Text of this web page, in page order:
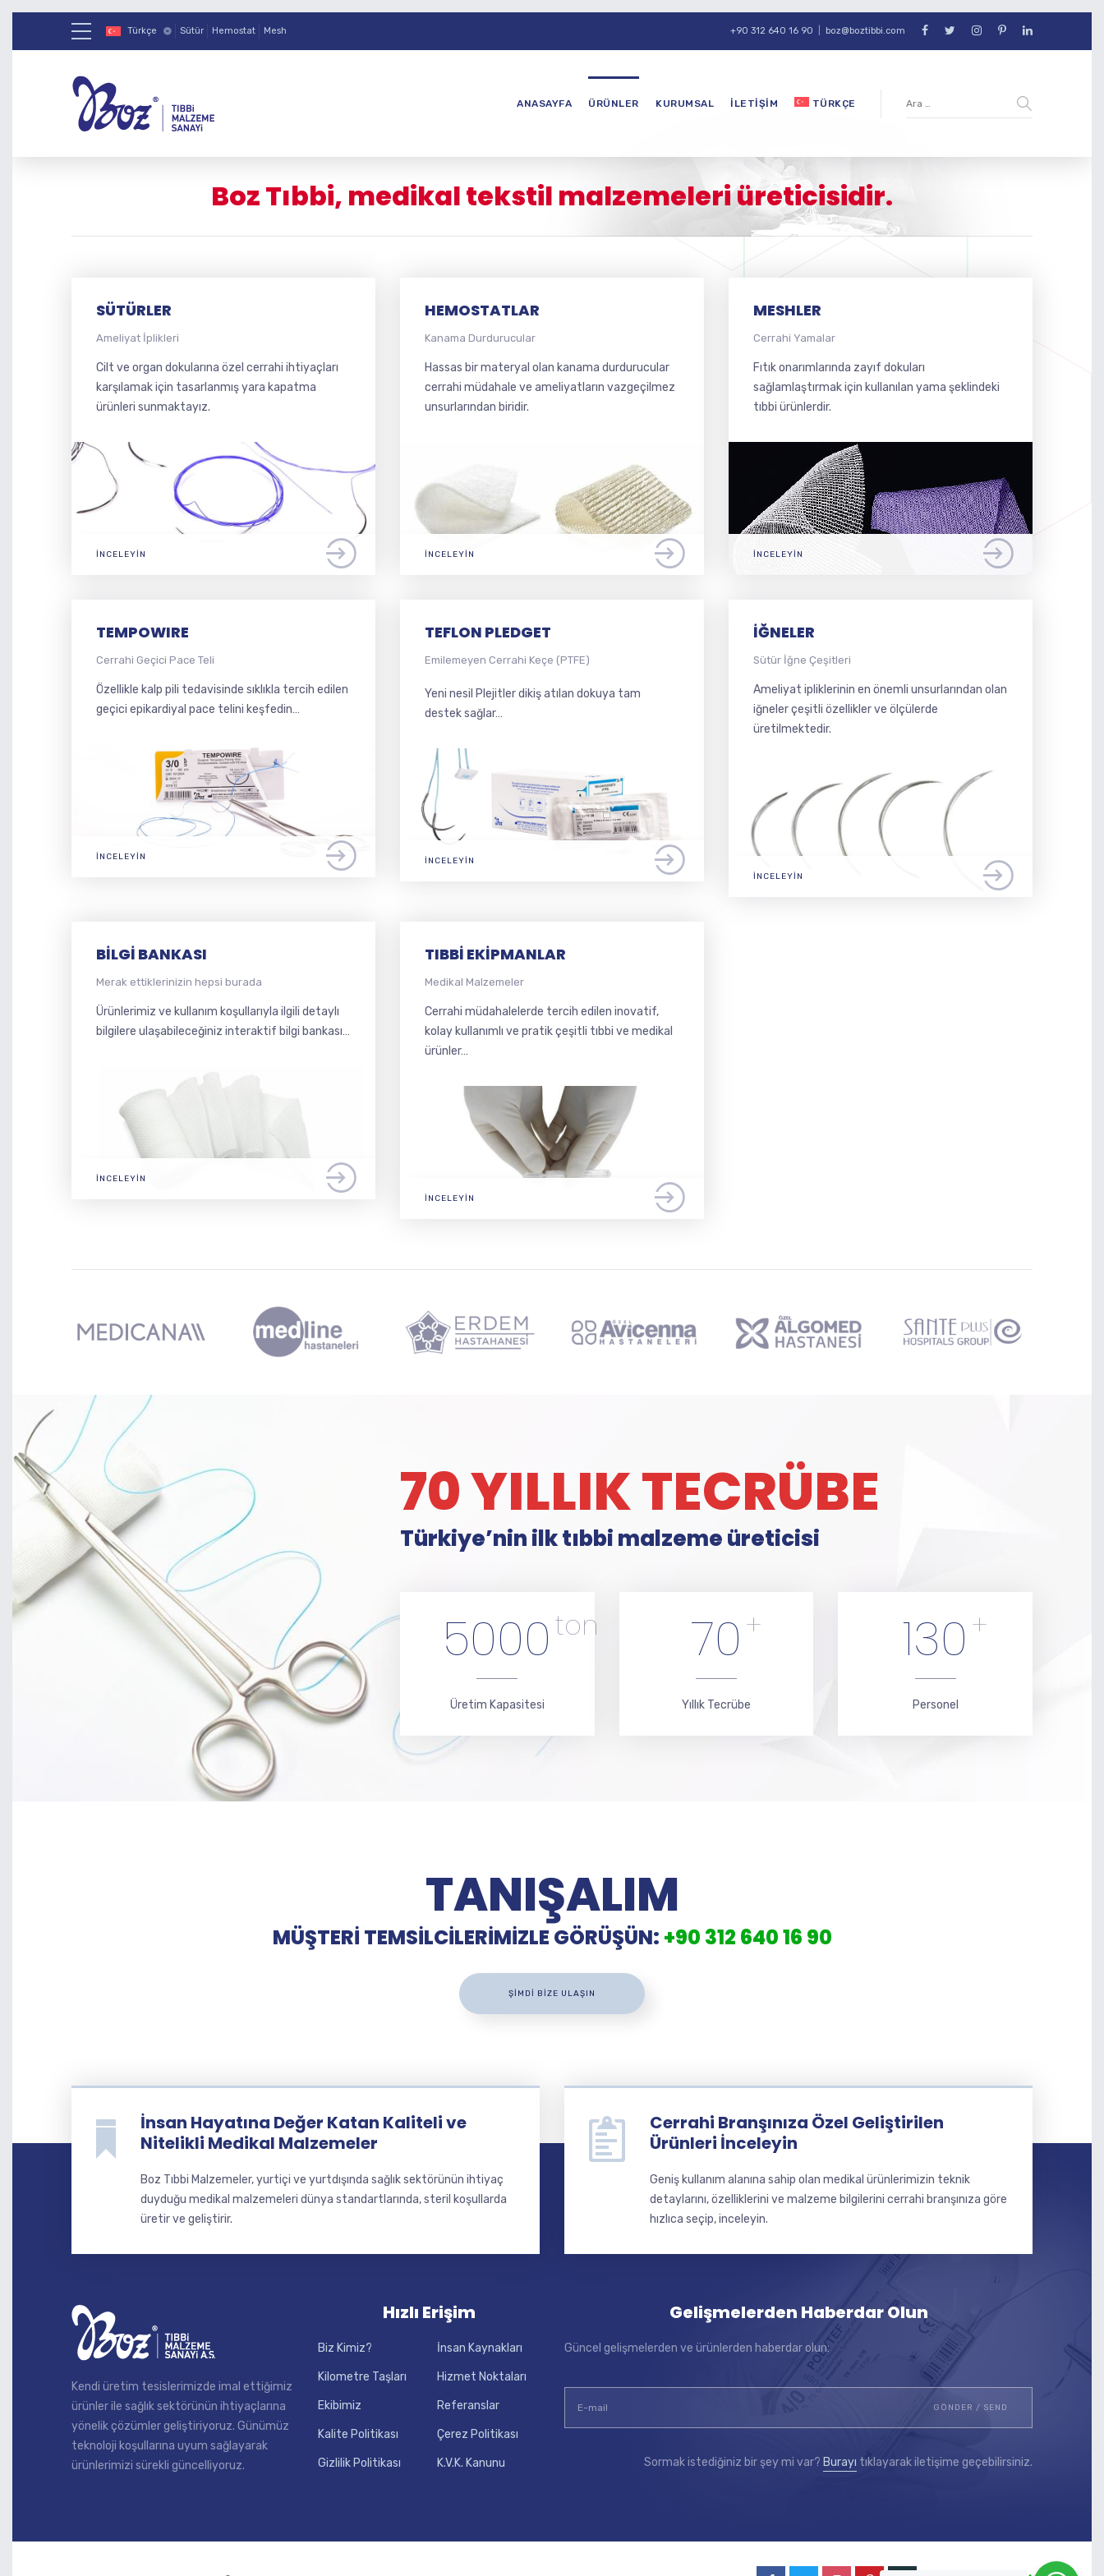
Türkçe Sütür Hemostat Mesh +90 312 640 16 90 boz@boztibbi.com
ANASAYFA ÜRÜNLER KURUMSAL İLETIŞIM TÜRKÇE
Boz Tıbbi, medikal tekstil malzemeleri üreticisidir.
SÜTÜRLER
Ameliyat İplikleri
Cilt ve organ dokularına özel cerrahi ihtiyaçları
karşılamak için tasarlanmış yara kapatma
ürünleri sunmaktayız.
İNCELEYIN
HEMOSTATLAR
Kanama Durdurucular
Hassas bir materyal olan kanama durdurucular
cerrahi müdahale ve ameliyatların vazgeçilmez
unsurlarından biridir.
İNCELEYIN
MESHLER
Cerrahi Yamalar
Fıtık onarımlarında zayıf dokuları
sağlamlaştırmak için kullanılan yama şeklindeki
tıbbi ürünlerdir.
İNCELEYIN
TEMPOWIRE
Cerrahi Geçici Pace Teli
Özellikle kalp pili tedavisinde sıklıkla tercih edilen
geçici epikardiyal pace telini keşfedin…
İNCELEYIN
TEFLON PLEDGET
Emilemeyen Cerrahi Keçe (PTFE)
Yeni nesil Plejitler dikiş atılan dokuya tam
destek sağlar…
İNCELEYIN
İĞNELER
Sütür İğne Çeşitleri
Ameliyat ipliklerinin en önemli unsurlarından olan
iğneler çeşitli özellikler ve ölçülerde
üretilmektedir.
İNCELEYIN
BILGI BANKASI
Merak ettiklerinizin hepsi burada
Ürünlerimiz ve kullanım koşullarıyla ilgili detaylı
bilgilere ulaşabileceğiniz interaktif bilgi bankası…
İNCELEYIN
TIBBI EKIPMANLAR
Medikal Malzemeler
Cerrahi müdahalelerde tercih edilen inovatif,
kolay kullanımlı ve pratik çeşitli tıbbi ve medikal
ürünler…
İNCELEYIN
70 YILLIK TECRÜBE
Türkiye’nin ilk tıbbi malzeme üreticisi
5000 ton
Üretim Kapasitesi
70 +
Yıllık Tecrübe
130 +
Personel
TANIŞALIM
MÜŞTERİ TEMSİLCİLERİMİZLE GÖRÜŞÜN: +90 312 640 16 90
ŞIMDI BIZE ULAŞIN
İnsan Hayatına Değer Katan Kaliteli ve
Nitelikli Medikal Malzemeler
Boz Tıbbi Malzemeler, yurtiçi ve yurtdışında sağlık sektörünün ihtiyaç
duyduğu medikal malzemeleri dünya standartlarında, steril koşullarda
üretir ve geliştirir.
Cerrahi Branşınıza Özel Geliştirilen
Ürünleri İnceleyin
Geniş kullanım alanına sahip olan medikal ürünlerimizin teknik
detaylarını, özelliklerini ve malzeme bilgilerini cerrahi branşınıza göre
hızlıca seçip, inceleyin.
Kendi üretim tesislerimizde imal ettiğimiz
ürünler ile sağlık sektörünün ihtiyaçlarına
yönelik çözümler geliştiriyoruz. Günümüz
teknoloji koşullarına uyum sağlayarak
ürünlerimizi sürekli güncelliyoruz.
Hızlı Erişim
Biz Kimiz? İnsan Kaynakları
Kilometre Taşları Hizmet Noktaları
Ekibimiz Referanslar
Kalite Politikası Çerez Politikası
Gizlilik Politikası K.V.K. Kanunu
Gelişmelerden Haberdar Olun
Güncel gelişmelerden ve ürünlerden haberdar olun:
Sormak istediğiniz bir şey mi var? Burayı tıklayarak iletişime geçebilirsiniz.